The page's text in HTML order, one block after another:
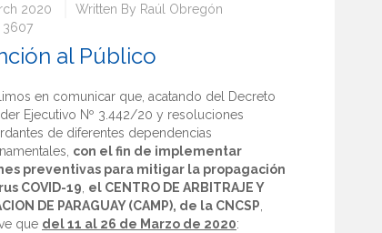
2020 Written By Raúl Obregón
3607
al Público
en comunicar que, acatando del Decreto
Ejecutivo Nº 3.442/20 y resoluciones
de diferentes dependencias
con el fin de implementar
preventivas para mitigar la propagación
COVID-19 el CENTRO DE ARBITRAJE Y
DE PARAGUAY (CAMP), de la CNCSP
que del 11 al 26 de Marzo de 2020: